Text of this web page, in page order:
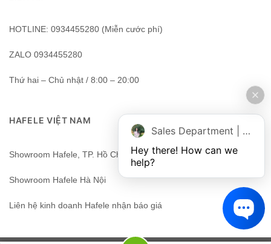
HOTLINE: 0934455280 (Miễn cước phí)
ZALO 0934455280
Thứ hai – Chủ nhật / 8:00 – 20:00
HAFELE VIỆT NAM
Showroom Hafele, TP. Hồ Chí Minh, Việt Nam
Showroom Hafele Hà Nội
Liên hệ kinh doanh Hafele nhận báo giá
Sales Department | Chat online
Hey there! How can we
help?